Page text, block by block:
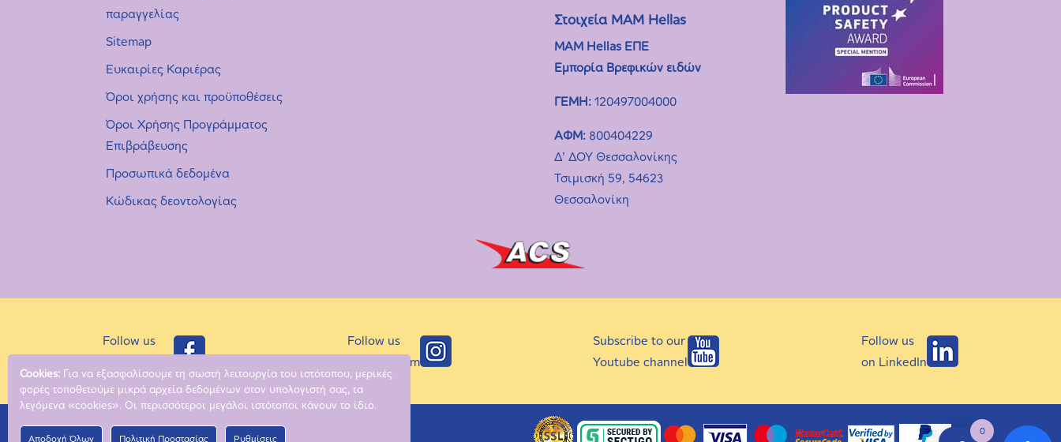
παραγγελίας
Sitemap
Ευκαιρίες Καριέρας
Όροι χρήσης και προϋποθέσεις
Όροι Χρήσης Προγράμματος
Επιβράβευσης
Προσωπικά δεδομένα
Κώδικας δεοντολογίας
Στοιχεία ΜΑΜ Hellas
MAM Hellas ΕΠΕ
Εμπορία Βρεφικών ειδών
ΓΕΜΗ:120497004000
ΑΦΜ:800404229
Δ’ ΔΟΥ Θεσσαλονίκης
Τσιμισκή 59, 54623
Θεσσαλονίκη
Follow us
Follow us
on Instagram
Subscribe to our
Youtube channel
Follow us
on LinkedIn
Copyright © 2018 - 2026 MAM Hellas 0
Cookies: Για να εξασφαλίσουμε τη σωστή λειτουργία του ιστότοπου, μερικές
φορές τοποθετούμε μικρά αρχεία δεδομένων στον υπολογιστή σας, τα
λεγόμενα «cookies». Οι περισσότεροι μεγάλοι ιστότοποι κάνουν το ίδιο.
Αποδοχή Όλων Πολιτική Προστασίας Ρυθμίσεις